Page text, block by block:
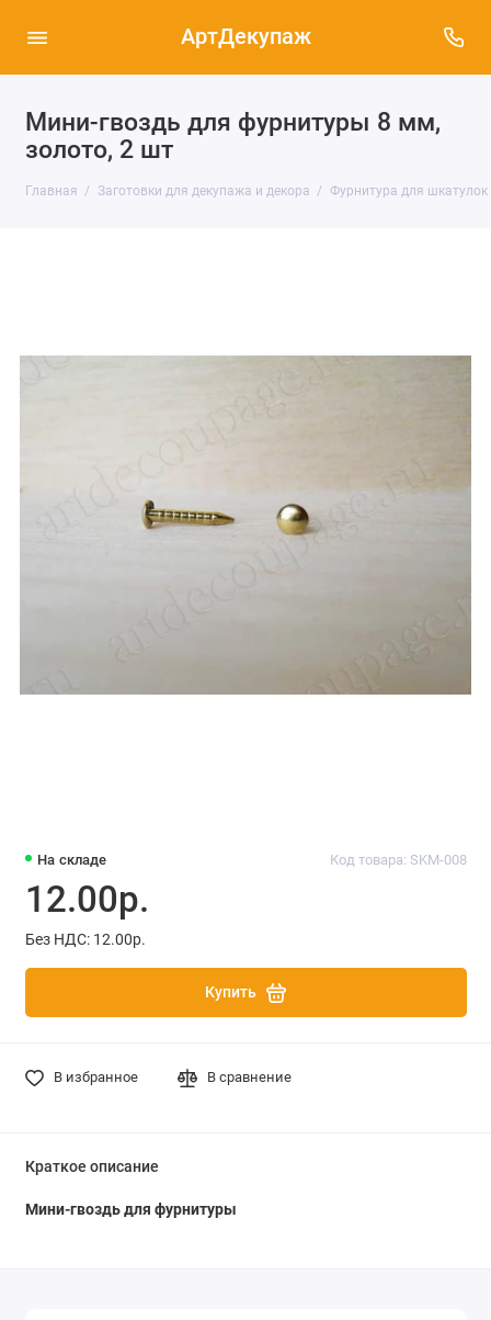
АртДекупаж
Мини-гвоздь для фурнитуры 8 мм,
золото, 2 шт
Главная Заготовки для декупажа и декора Фурнитура для шкатулок
На складе Код товара: SKM-008
12.00р.
Без НДС: 12.00р.
Купить
В избранное В сравнение
Краткое описание
Мини-гвоздь для фурнитуры